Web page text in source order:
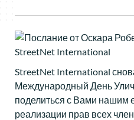
StreetNet International
Международный День
поделиться с Вами нашим
реализации прав всех